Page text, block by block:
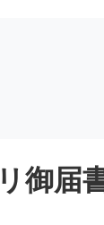
御届